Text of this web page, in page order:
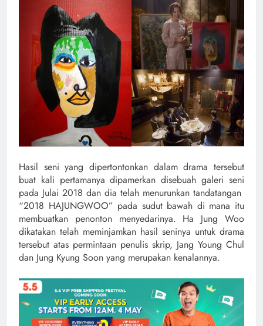
Hasil seni yang dipertontonkan dalam drama tersebut
buat kali pertamanya dipamerkan disebuah galeri seni
pada Julai 2018 dan dia telah menurunkan tandatangan
“2018 HAJUNGWOO” pada sudut bawah di mana itu
membuatkan penonton menyedarinya. Ha Jung Woo
dikatakan telah meminjamkan hasil seninya untuk drama
tersebut atas permintaan penulis skrip, Jang Young Chul
dan Jung Kyung Soon yang merupakan kenalannya.